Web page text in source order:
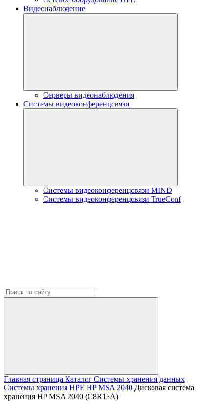
Видеонаблюдение
Серверы видеонаблюдения
Системы видеоконференцсвязи
Системы видеоконференцсвязи MIND
Системы видеоконференцсвязи TrueConf
Главная страница Каталог Системы хранения данных
Системы хранения HPE HP MSA 2040 Дисковая система
хранения HP MSA 2040 (C8R13A)